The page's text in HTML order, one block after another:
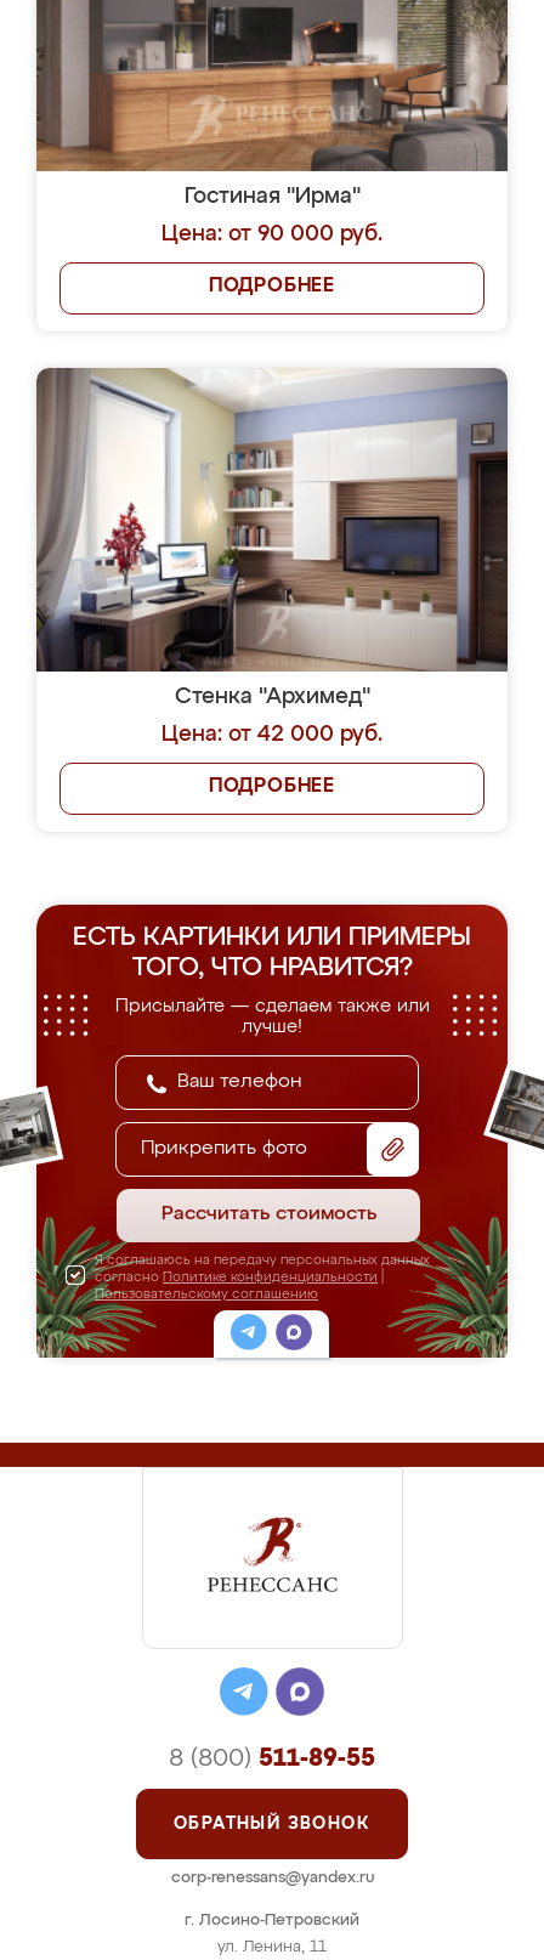
Гостиная "Ирма"
Цена: от 90 000 руб.
ПОДРОБНЕЕ
Стенка "Архимед"
Цена: от 42 000 руб.
ПОДРОБНЕЕ
ЕСТЬ КАРТИНКИ ИЛИ ПРИМЕРЫ
ТОГО, ЧТО НРАВИТСЯ?
Присылайте — сделаем также или
лучше!
Прикрепить фото
Рассчитать стоимость
Я соглашаюсь на передачу персональных данных
согласно Политике конфиденциальности
Пользовательскому соглашению
г. Лосино-Петровский
ул. Ленина, 11
8 (800) 511-89-55
ОБРАТНЫЙ ЗВОНОК
corp-renessans@yandex.ru